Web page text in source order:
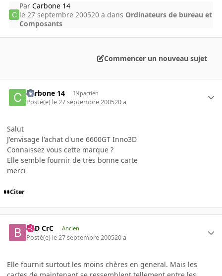
ParCarbone 14
le 27 septembre 200520 a dans Ordinateurs de bureau et
Composants
Commencer un nouveau sujet
Carbone 14 INpactien
Posté(e) le 27 septembre 200520 a
Salut
J'envisage l'achat d'une 6600GT Inno3D
Connaissez vous cette marque ?
Elle semble fournir de très bonne carte
merci
Citer
BaD CrC Ancien
Posté(e) le 27 septembre 200520 a
Elle fournit surtout les moins chères en general. Mais les